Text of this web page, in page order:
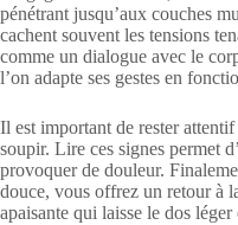
pénétrant jusqu’aux couches
cachent souvent les tensions
comme un dialogue avec le
l’on adapte ses gestes en
Il est important de rester
soupir. Lire ces signes permet
provoquer de douleur.
douce, vous offrez un retour à
apaisante qui laisse le dos léger